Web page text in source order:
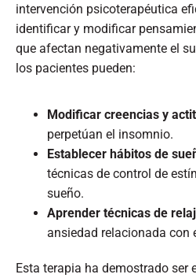
intervención psicoterapéutica
identificar y modificar
que afectan negativamente el
los pacientes pueden:​
Modificar creencias y
perpetúan el insomnio.​
Establecer hábitos de
técnicas de control de
sueño.
Aprender técnicas de
ansiedad relacionada con
Esta terapia ha demostrado ser